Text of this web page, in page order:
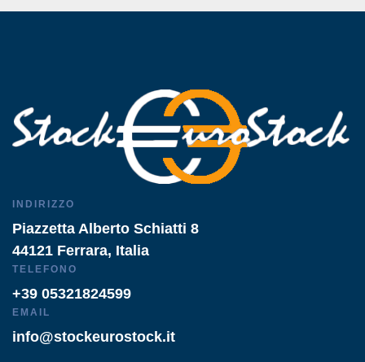
INDIRIZZO
Piazzetta Alberto Schiatti 8
44121 Ferrara, Italia
TELEFONO
+39 05321824599
EMAIL
info@stockeurostock.it